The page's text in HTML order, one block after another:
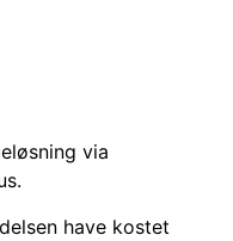
via
have kostet